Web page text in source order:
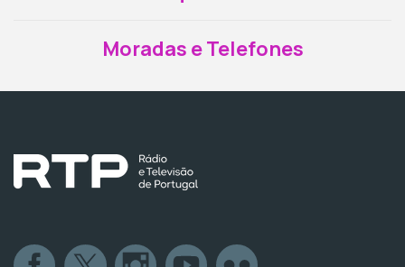
Moradas e Telefones